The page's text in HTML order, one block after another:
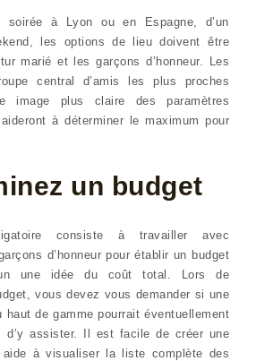
soirée à Lyon ou en Espagne, d’un
les options de lieu doivent être
marié et les garçons d’honneur. Les
central d’amis les plus proches
image plus claire des paramètres
à déterminer le maximum pour
un budget
consiste à travailler avec
d’honneur pour établir un budget
une idée du coût total. Lors de
vous devez vous demander si une
haut de gamme pourrait éventuellement
d’y assister. Il est facile de créer une
à visualiser la liste complète des